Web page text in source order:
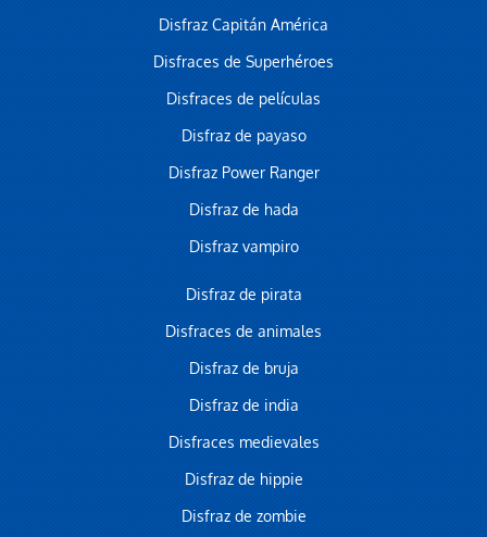
Disfraz Capitán América
Disfraces de Superhéroes
Disfraces de películas
Disfraz de payaso
Disfraz Power Ranger
Disfraz de hada
Disfraz vampiro
Disfraz de pirata
Disfraces de animales
Disfraz de bruja
Disfraz de india
Disfraces medievales
Disfraz de hippie
Disfraz de zombie